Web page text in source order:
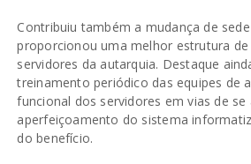
Contribuiu também a mudança de
proporcionou uma melhor estrutura
servidores da autarquia. Destaque
treinamento periódico das equipes de
funcional dos servidores em vias de
aperfeiçoamento do sistema
do benefício.